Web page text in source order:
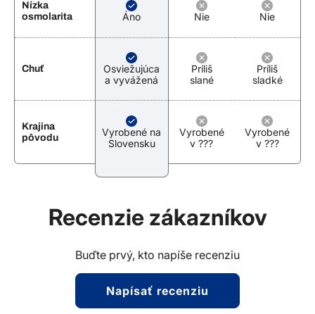
Nízka
osmolarita
Áno Nie Nie
Chuť
Osviežujúca
a vyvážená
Príliš
slané
Príliš
sladké
Krajina
pôvodu
Vyrobené na
Slovensku
Vyrobené
v ???
Vyrobené
v ???
Recenzie zákazníkov
Buďte prvý, kto napíše recenziu
Napísať recenziu